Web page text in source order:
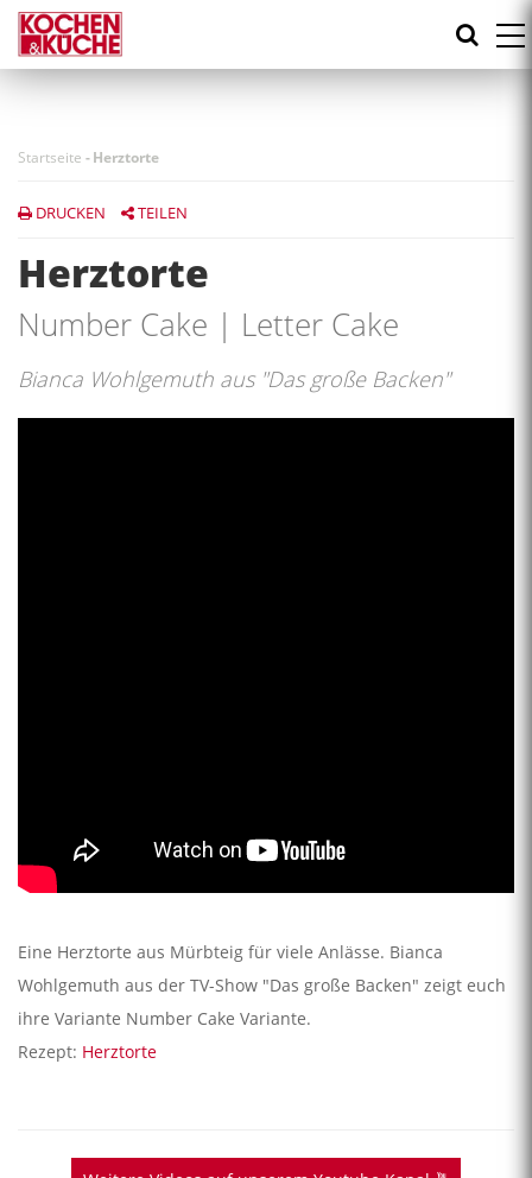
Direkt
zum
Inhalt
Startseite -Herztorte
DRUCKEN TEILEN
Herztorte
Number Cake | Letter Cake
Bianca Wohlgemuth aus "Das große Backen"
Eine Herztorte aus Mürbteig für viele Anlässe. Bianca
Wohlgemuth aus der TV-Show "Das große Backen" zeigt euch
ihre Variante Number Cake Variante.
Rezept: Herztorte